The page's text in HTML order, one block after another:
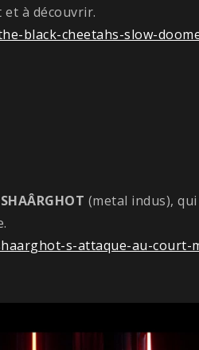
à découvrir.
black-cheetahs-slow-
SHAÂRGHOT (metal indus),
s-attaque-au-court-